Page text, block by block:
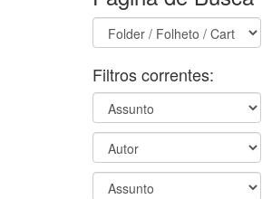
Filtros correntes: